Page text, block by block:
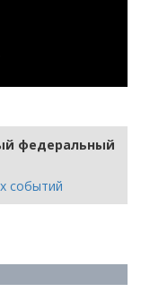
федеральный
событий